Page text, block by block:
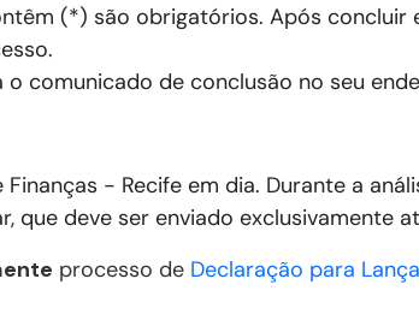
(*) são obrigatórios. Após concluir
comunicado de conclusão no seu
Finanças - Recife em dia. Durante a
deve ser enviado exclusivamente
processo de Declaração para